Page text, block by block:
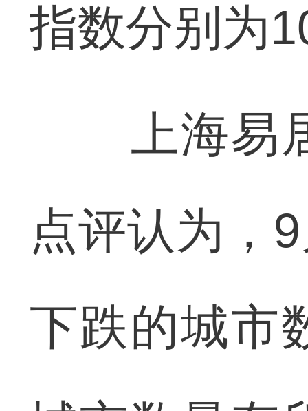
指数分别为
上海易居
点评认为，
下跌的城市